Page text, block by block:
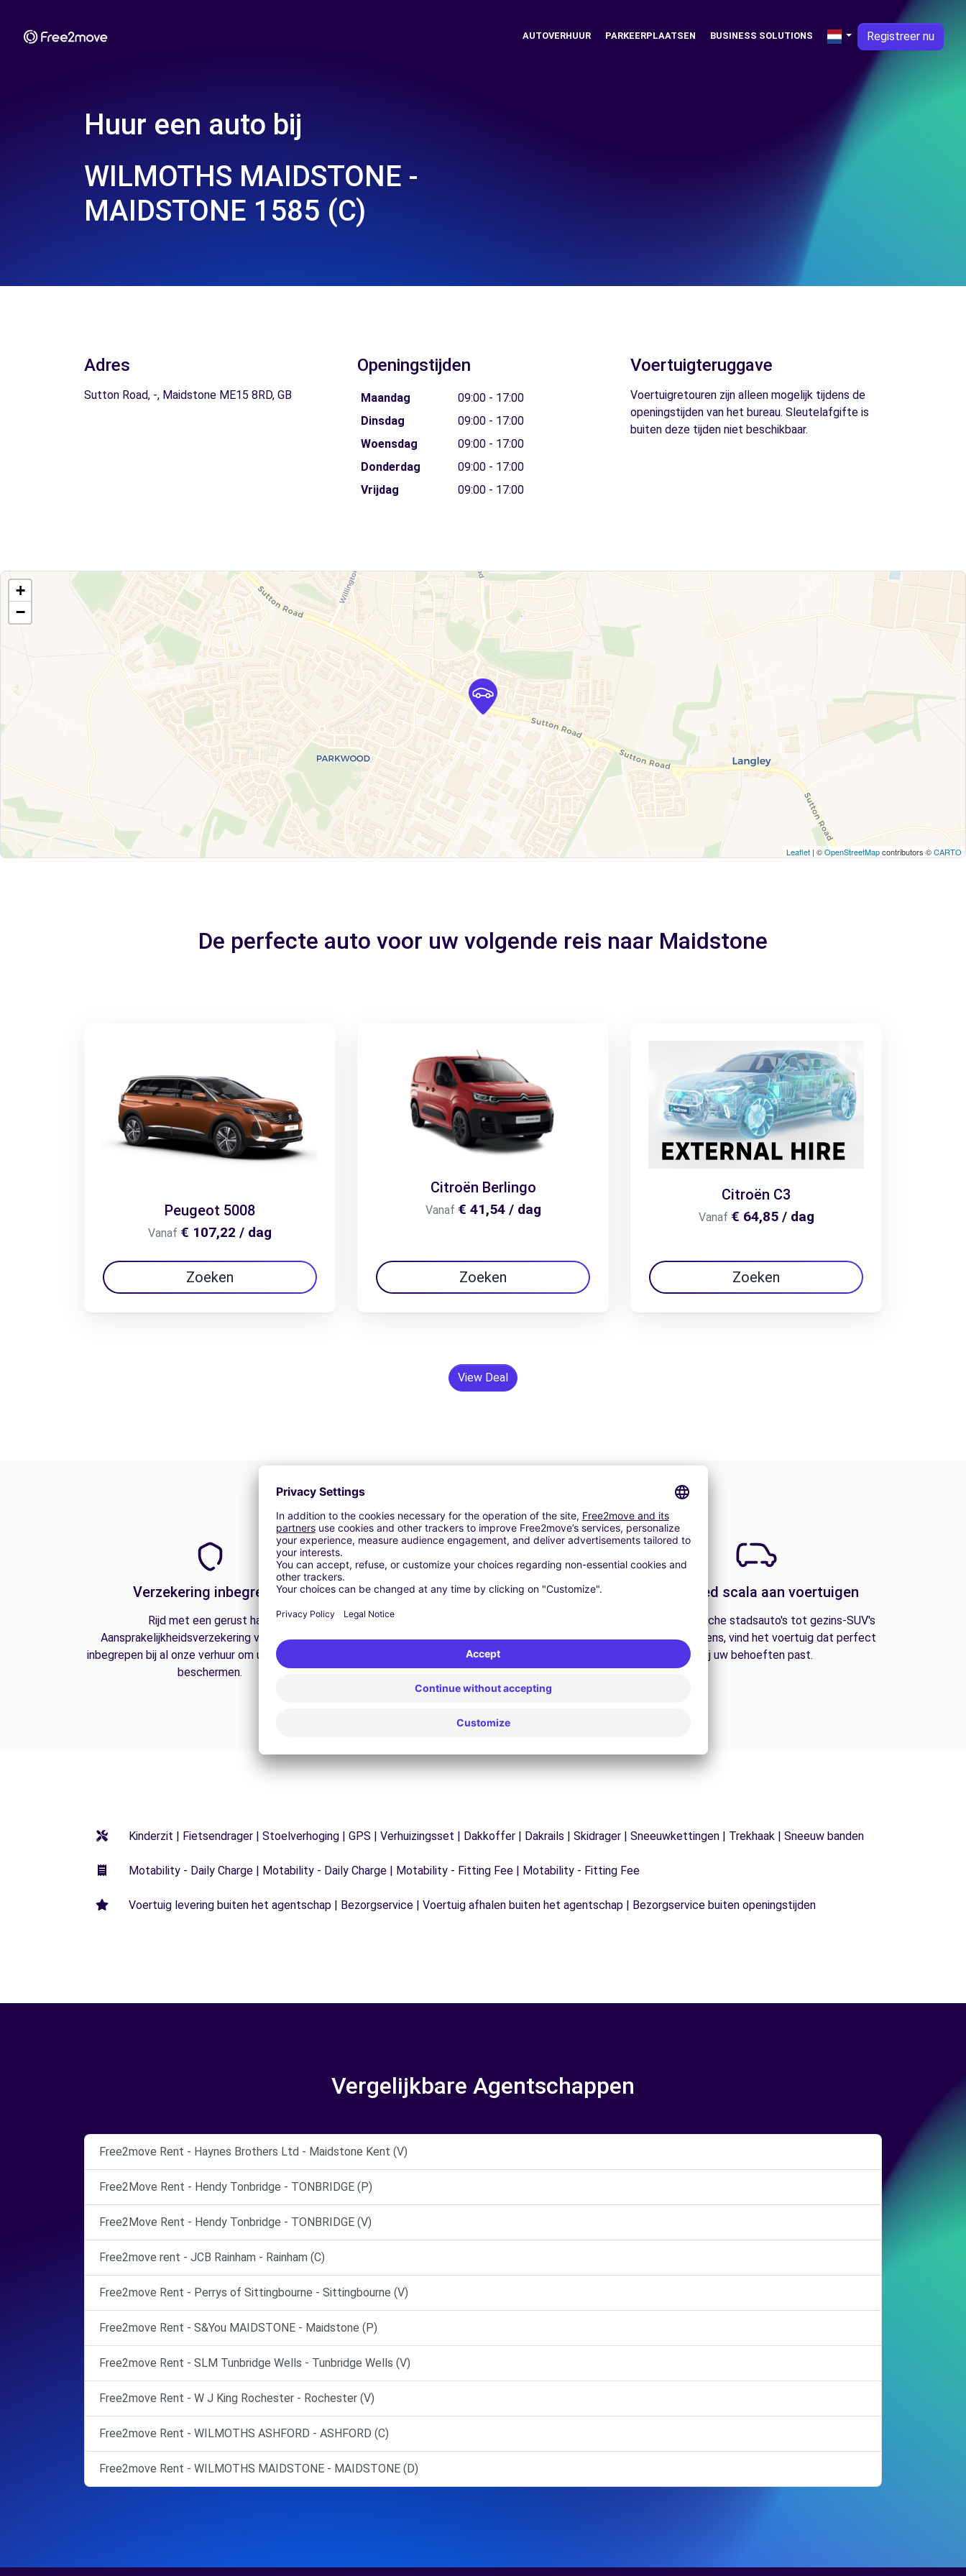
AUTOVERHUUR PARKEERPLAATSEN BUSINESS SOLUTIONS Registreer nu
Huur een auto bij
WILMOTHS MAIDSTONE -
MAIDSTONE 1585 (C)
Adres
Sutton Road, -, Maidstone ME15 8RD, GB
Openingstijden
Maandag
09:00 - 17:00
Dinsdag
09:00 - 17:00
Woensdag
09:00 - 17:00
Donderdag
09:00 - 17:00
Vrijdag
09:00 - 17:00
Voertuigteruggave
Voertuigretouren zijn alleen mogelijk tijdens de
openingstijden van het bureau. Sleutelafgifte is
buiten deze tijden niet beschikbaar.
+
−
Leaflet | ©OpenStreetMapcontributors ©CARTO
De perfecte auto voor uw volgende reis naar Maidstone
Peugeot 5008
Vanaf € 107,22 / dag
Zoeken
Citroën Berlingo
Vanaf € 41,54 / dag
Zoeken
Citroën C3
Vanaf € 64,85 / dag
Zoeken
View Deal
Verzekering inbegrepen
Rijd met een gerust hart.
Aansprakelijkheidsverzekering van derden is
inbegrepen bij al onze verhuur om u op de weg te
beschermen.
24/7 Assistentie
ondersteuningsdienst is te allen tijde beschikbaar
om een ononderbroken reis te garanderen.
Een breed scala aan voertuigen
Van economische stadsauto's tot gezins-SUV's
en bestelwagens, vind het voertuig dat perfect
bij uw behoeften past.
Kinderzit | Fietsendrager | Stoelverhoging | GPS | Verhuizingsset | Dakkoffer | Dakrails | Skidrager | Sneeuwkettingen | Trekhaak | Sneeuw banden
Motability - Daily Charge | Motability - Daily Charge | Motability - Fitting Fee | Motability - Fitting Fee
Voertuig levering buiten het agentschap | Bezorgservice | Voertuig afhalen buiten het agentschap | Bezorgservice buiten openingstijden
Vergelijkbare Agentschappen
Free2move Rent - Haynes Brothers Ltd - Maidstone Kent (V)
Free2Move Rent - Hendy Tonbridge - TONBRIDGE (P)
Free2Move Rent - Hendy Tonbridge - TONBRIDGE (V)
Free2move rent - JCB Rainham - Rainham (C)
Free2move Rent - Perrys of Sittingbourne - Sittingbourne (V)
Free2move Rent - S&You MAIDSTONE - Maidstone (P)
Free2move Rent - SLM Tunbridge Wells - Tunbridge Wells (V)
Free2move Rent - W J King Rochester - Rochester (V)
Free2move Rent - WILMOTHS ASHFORD - ASHFORD (C)
Free2move Rent - WILMOTHS MAIDSTONE - MAIDSTONE (D)